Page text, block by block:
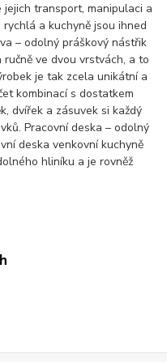
transport, manipulaci a
a kuchyně jsou ihned
– odolný práškový nástřik
ve dvou vrstvách, a to
je tak zcela unikátní a
kombinací s dostatkem
dvířek a zásuvek si každý
Pracovní deska – odolný
deska venkovní kuchyně
hliníku a je rovněž